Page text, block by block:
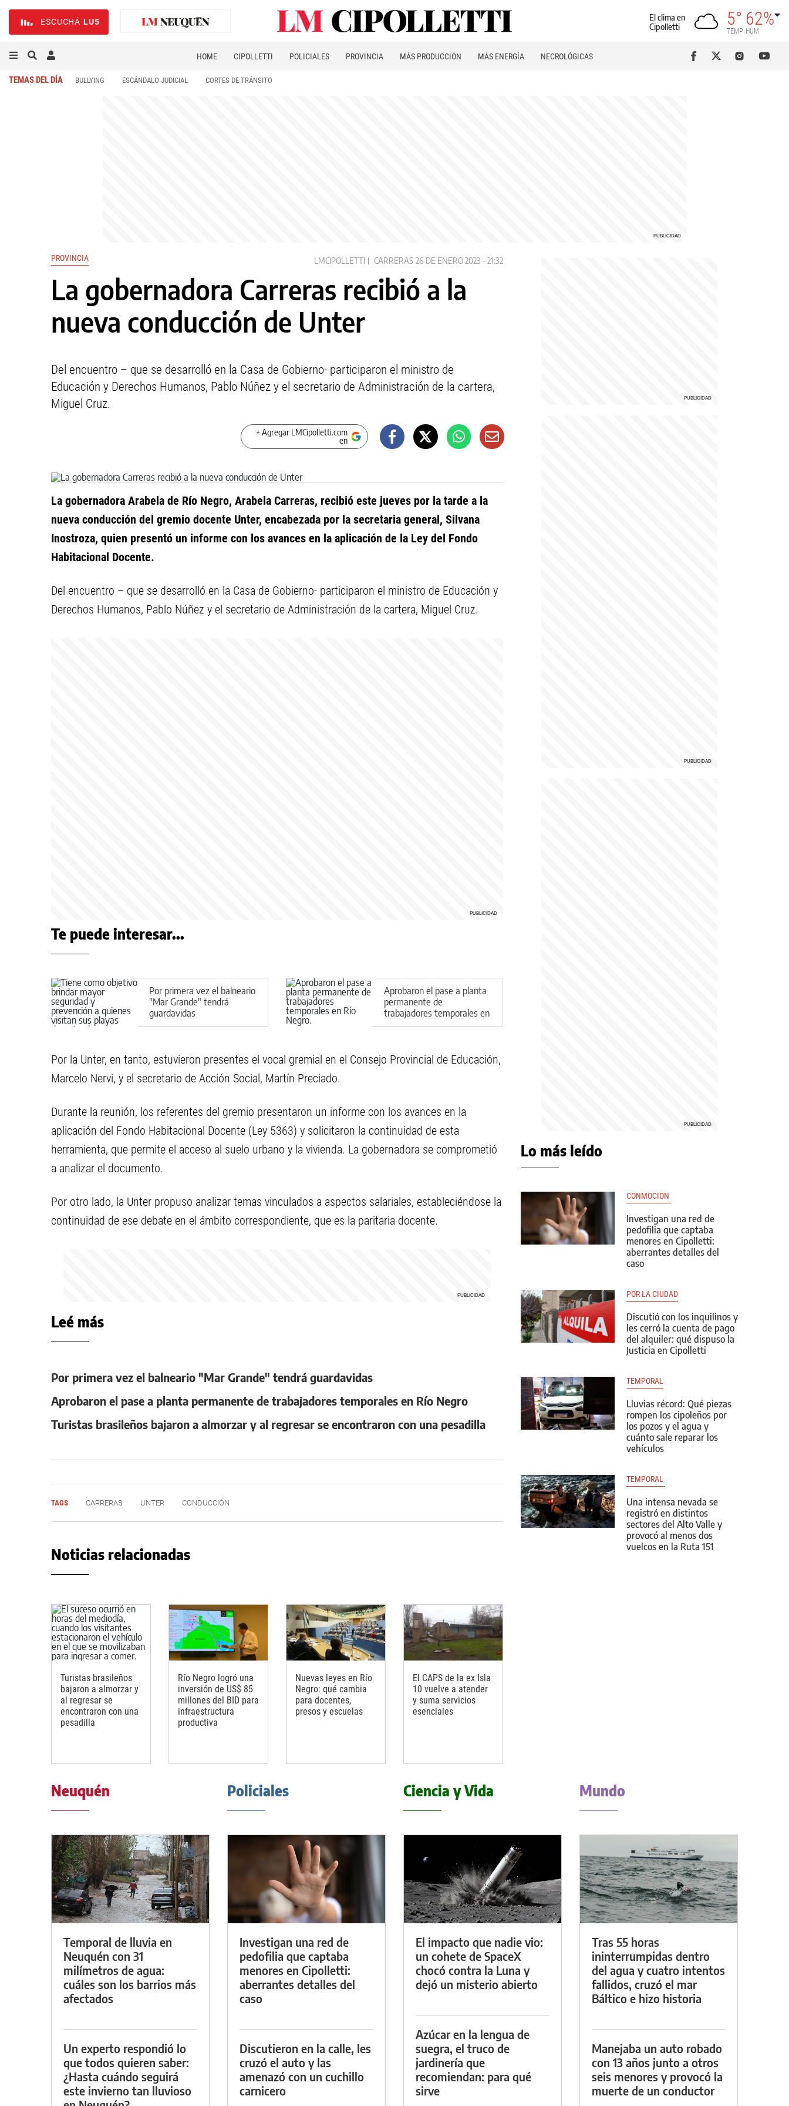
ESCUCHÁ LU5
El clima en
Cipolletti
5°
TEMP
62%
HUM
HOME CIPOLLETTI POLICIALES PROVINCIA MÁS PRODUCCIÓN MÁS ENERGÍA NECROLÓGICAS
TEMAS DEL DÍA BULLYING ESCÁNDALO JUDICIAL CORTES DE TRÁNSITO
PROVINCIA LMCIPOLLETTI CARRERAS 26 DE ENERO 2023 - 21:32
La gobernadora Carreras recibió a la
nueva conducción de Unter
Del encuentro – que se desarrolló en la Casa de Gobierno- participaron el ministro de
Educación y Derechos Humanos, Pablo Núñez y el secretario de Administración de la cartera,
Miguel Cruz.
+ Agregar LMCipolletti.com
en
La gobernadora Arabela de Río Negro, Arabela Carreras, recibió este jueves por la tarde a la
nueva conducción del gremio docente Unter, encabezada por la secretaria general, Silvana
Inostroza, quien presentó un informe con los avances en la aplicación de la Ley del Fondo
Habitacional Docente.
Del encuentro – que se desarrolló en la Casa de Gobierno- participaron el ministro de Educación y
Derechos Humanos, Pablo Núñez y el secretario de Administración de la cartera, Miguel Cruz.
Te puede interesar...
Por primera vez el balneario
"Mar Grande" tendrá
guardavidas
Aprobaron el pase a planta
permanente de
trabajadores temporales en
Río Negro
Por la Unter, en tanto, estuvieron presentes el vocal gremial en el Consejo Provincial de Educación,
Marcelo Nervi, y el secretario de Acción Social, Martín Preciado.
Durante la reunión, los referentes del gremio presentaron un informe con los avances en la
aplicación del Fondo Habitacional Docente (Ley 5363) y solicitaron la continuidad de esta
herramienta, que permite el acceso al suelo urbano y la vivienda. La gobernadora se comprometió
a analizar el documento.
Por otro lado, la Unter propuso analizar temas vinculados a aspectos salariales, estableciéndose la
continuidad de ese debate en el ámbito correspondiente, que es la paritaria docente.
Leé más
Por primera vez el balneario "Mar Grande" tendrá guardavidas
Aprobaron el pase a planta permanente de trabajadores temporales en Río Negro
Turistas brasileños bajaron a almorzar y al regresar se encontraron con una pesadilla
TAGS CARRERAS UNTER CONDUCCIÓN
Noticias relacionadas
Turistas brasileños
bajaron a almorzar y
al regresar se
encontraron con una
pesadilla
Río Negro logró una
inversión de US$ 85
millones del BID para
infraestructura
productiva
Nuevas leyes en Río
Negro: qué cambia
para docentes,
presos y escuelas
El CAPS de la ex Isla
10 vuelve a atender
y suma servicios
esenciales
Lo más leído
CONMOCIÓN
Investigan una red de
pedofilia que captaba
menores en Cipolletti:
aberrantes detalles del
caso
POR LA CIUDAD
Discutió con los inquilinos y
les cerró la cuenta de pago
del alquiler: qué dispuso la
Justicia en Cipolletti
TEMPORAL
Lluvias récord: Qué piezas
rompen los cipoleños por
los pozos y el agua y
cuánto sale reparar los
vehículos
TEMPORAL
Una intensa nevada se
registró en distintos
sectores del Alto Valle y
provocó al menos dos
vuelcos en la Ruta 151
Neuquén
Temporal de lluvia en
Neuquén con 31
milímetros de agua:
cuáles son los barrios más
afectados
Un experto respondió lo
que todos quieren saber:
¿Hasta cuándo seguirá
este invierno tan lluvioso
Policiales
Investigan una red de
pedofilia que captaba
menores en Cipolletti:
aberrantes detalles del
caso
Discutieron en la calle, les
cruzó el auto y las
amenazó con un cuchillo
carnicero
Ciencia y Vida
El impacto que nadie vio:
un cohete de SpaceX
chocó contra la Luna y
dejó un misterio abierto
Azúcar en la lengua de
suegra, el truco de
jardinería que
recomiendan: para qué
sirve
Mundo
Tras 55 horas
ininterrumpidas dentro
del agua y cuatro intentos
fallidos, cruzó el mar
Báltico e hizo historia
Manejaba un auto robado
con 13 años junto a otros
seis menores y provocó la
muerte de un conductor